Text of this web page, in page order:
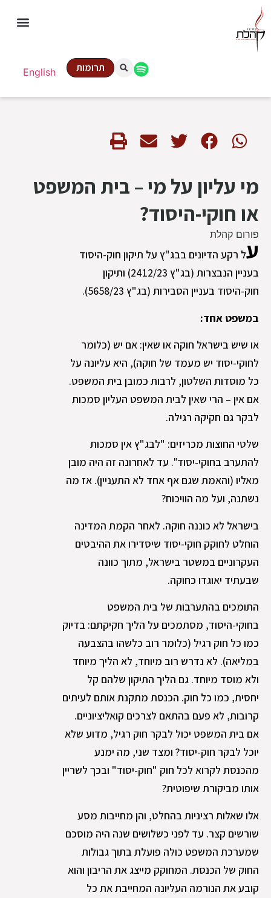
English תרומות
מי עליון על מי – בית המשפט
או חוקי-היסוד?
פורום קהלת
על רקע הדיונים בבג"ץ על תיקון חוק-היסוד
בעניין הנבצרות (בג"ץ 2412/23) ותיקון
חוק-היסוד בעניין הסבירות (בג"ץ 5658/23).
במשפט אחד:
או שיש בישראל חוקה או שאין: אם יש (כלומר
לחוקי-יסוד יש מעמד של חוקה), היא עליונה על
כל מוסדות השלטון, לרבות כמובן בית המשפט.
אם אין – הרי שאין לבית המשפט העליון סמכות
לבקר גם חקיקה רגילה.
שלטי החוצות מכריזים: "לבג"ץ אין סמכות
להתערב בחוקי-יסוד". עד לאחרונה זה היה מובן
מאליו (והאמת שגם אף אחד לא התעניין). אז מה
נשתנה, ועל מה הוויכוח?
בישראל לא כוננה חוקה. לאחר הקמת המדינה
הוחלט לחוקק חוקי-יסוד שיסדירו את ההיבטים
העקרוניים במשטר בישראל, מתוך כוונה
שבעתיד יאוגדו כחוקה.
התומכים בהתערבות של בית המשפט
בחוקי-היסוד, מסתמכים על הליך חקיקתם: בדיוק
כמו כל חוק רגיל (כלומר רוב כלשהו בהצבעה
במליאה). לא נדרש רוב מיוחד, לא הליך מיוחד
ולא מוסד מיוחד. גם הליך התיקון שלהם קל
יחסית, כמו כל חוק. הכנסת מתקנת אותם לעיתים
קרובות, לא פעם בהתאם לצרכים קואליציוניים.
אם בית המשפט יכול לבקר חוק רגיל, מדוע שלא
יוכל לבקר חוק-יסוד? ומצד שני, מה ימנע
מהכנסת לקרוא לכל חוק "חוק-יסוד" ובכך לשריין
אותו מביקורת שיפוטית?
אלו שאלות רציניות בהחלט, והן מחייבות מסע
שורשים קצר. עד לפני כשלושים שנה היה מוסכם
שמערכת המשפט כולה פועלת בתוך גבולות
החוק של הכנסת. המחוקק מייצג את הריבון והוא
קובע את הנורמה העליונה המחייבת את כל